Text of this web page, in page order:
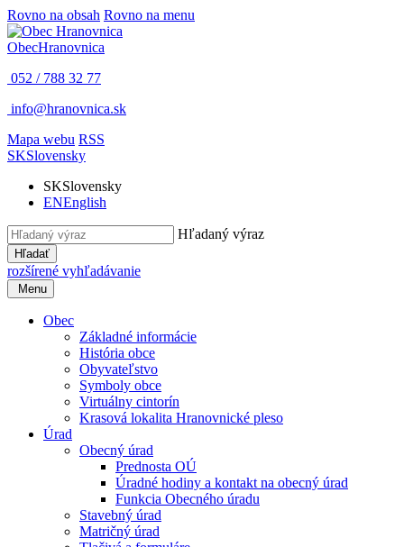
Rovno na obsah Rovno na menu
ObecHranovnica
052 / 788 32 77
info@hranovnica.sk
Mapa webu RSS
SKSlovensky
SKSlovensky
ENEnglish
Hľadaný výraz
Hľadať
rozšírené vyhľadávanie
Menu
Obec
Základné informácie
História obce
Obyvateľstvo
Symboly obce
Virtuálny cintorín
Krasová lokalita Hranovnické pleso
Úrad
Obecný úrad
Prednosta OÚ
Úradné hodiny a kontakt na obecný úrad
Funkcia Obecného úradu
Stavebný úrad
Matričný úrad